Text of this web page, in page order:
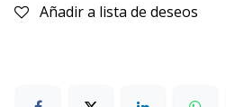
Añadir a lista de deseos